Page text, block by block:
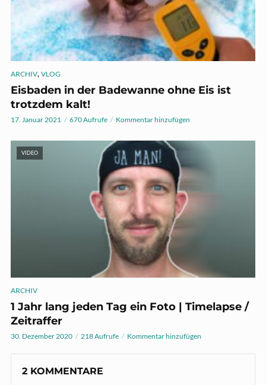
ARCHIV, VLOG
Eisbaden in der Badewanne ohne Eis ist
trotzdem kalt!
17. Januar 2021 670 Aufrufe Kommentar hinzufügen
VIDEO
ARCHIV
1 Jahr lang jeden Tag ein Foto | Timelapse /
Zeitraffer
30. Dezember 2020 218 Aufrufe Kommentar hinzufügen
2 KOMMENTARE